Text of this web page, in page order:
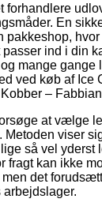
forhandlere
En
pakkeshop,
ind i din
mange gange
ved køb af Ice
–
at vælge
Metoden viser
så vel yderst
fragt kan ikke
det